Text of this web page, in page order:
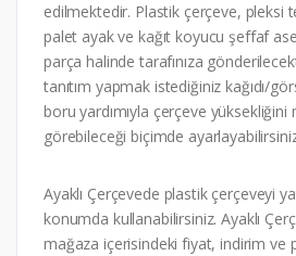
edilmektedir. Plastik çerçeve, pleksi
palet ayak ve kağıt koyucu şeffaf
parça halinde tarafınıza
tanıtım yapmak istediğiniz kağıdı/
boru yardımıyla çerçeve
görebileceği biçimde
Ayaklı Çerçevede plastik çerçeveyi
konumda kullanabilirsiniz. Ayaklı
mağaza içerisindeki fiyat, indirim ve